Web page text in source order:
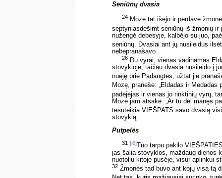
Seniūnų dvasia
24 Mozė tat išėjo ir perdavė
septyniasdešimt seniūnų iš žmonių
nužengė debesyje, kalbėjo su juo,
seniūnų. Dvasiai ant jų nusileidus
nebepranašavo.
26 Du vyrai, vienas vadinamas
stovykloje, tačiau dvasia nusileido į
nuėję prie Padangtės, užtat jie
Mozę, pranešė: „Eldadas ir Medadas
padėjėjas ir vienas jo rinktinių vyrų,
Mozė jam atsakė: „Ar tu dėl manęs
tesuteikia VIEŠPATS savo dvasią
stovyklą.
Putpelės
31 [i6]
Tuo tarpu pakilo
jas šalia stovyklos, maždaug dienos
nuotoliu kitoje pusėje, visur aplinkui
32 Žmonės tad buvo ant kojų visą tą